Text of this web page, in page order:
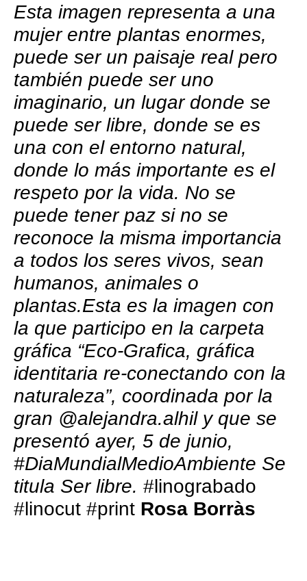
Esta imagen representa a una
mujer entre plantas enormes,
puede ser un paisaje real pero
también puede ser uno
imaginario, un lugar donde se
puede ser libre, donde se es
una con el entorno natural,
donde lo más importante es el
respeto por la vida. No se
puede tener paz si no se
reconoce la misma importancia
a todos los seres vivos, sean
humanos, animales o
plantas.Esta es la imagen con
la que participo en la carpeta
gráfica “Eco-Grafica, gráfica
identitaria re-conectando con la
naturaleza”, coordinada por la
gran @alejandra.alhil y que se
presentó ayer, 5 de junio,
#DiaMundialMedioAmbiente Se
titula Ser libre. #linograbado
#linocut #print Rosa Borràs